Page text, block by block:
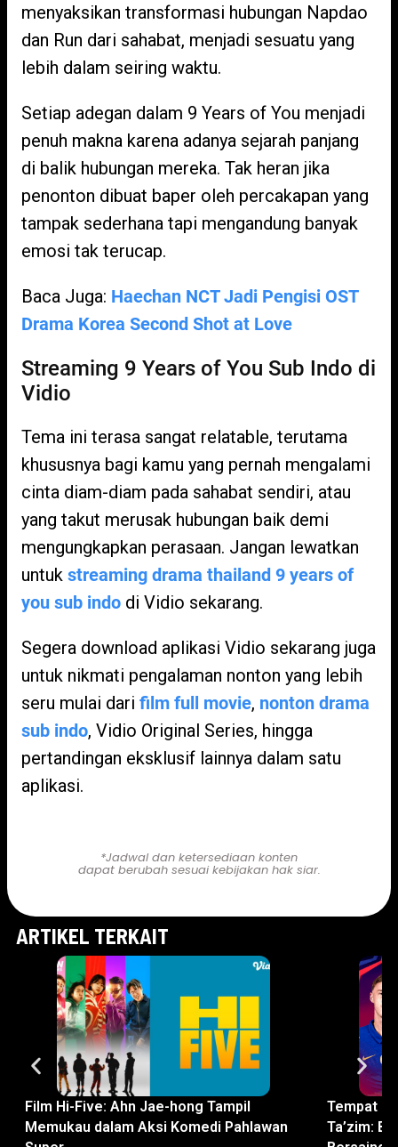
menyaksikan transformasi hubungan Napdao
dan Run dari sahabat, menjadi sesuatu yang
lebih dalam seiring waktu.
Setiap adegan dalam 9 Years of You menjadi
penuh makna karena adanya sejarah panjang
di balik hubungan mereka. Tak heran jika
penonton dibuat baper oleh percakapan yang
tampak sederhana tapi mengandung banyak
emosi tak terucap.
Baca Juga: Haechan NCT Jadi Pengisi OST
Drama Korea Second Shot at Love
Streaming 9 Years of You Sub Indo di
Vidio
Tema ini terasa sangat relatable, terutama
khususnya bagi kamu yang pernah mengalami
cinta diam-diam pada sahabat sendiri, atau
yang takut merusak hubungan baik demi
mengungkapkan perasaan. Jangan lewatkan
untuk streaming drama thailand 9 years of
you sub indo di Vidio sekarang.
Segera download aplikasi Vidio sekarang juga
untuk nikmati pengalaman nonton yang lebih
seru mulai dari film full movie, nonton drama
sub indo, Vidio Original Series, hingga
pertandingan eksklusif lainnya dalam satu
aplikasi.
*Jadwal dan ketersediaan konten
dapat berubah sesuai kebijakan hak siar.
ARTIKEL TERKAIT
Film Hi-Five: Ahn Jae-hong Tampil
Memukau dalam Aksi Komedi Pahlawan
Tempat
Ta’zim: